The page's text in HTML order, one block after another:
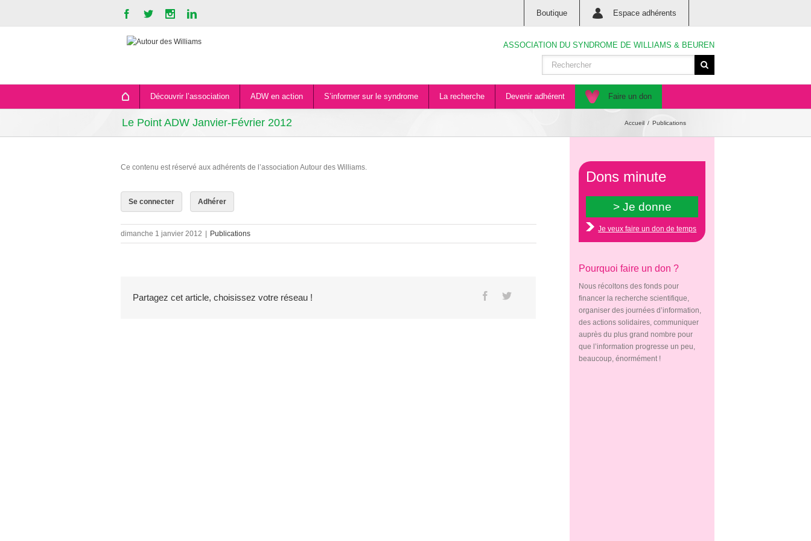
Boutique Espace adhérents
ASSOCIATION DU SYNDROME DE WILLIAMS & BEUREN
Découvrir l’association ADW en action S’informer sur le syndrome La recherche Devenir adhérent Faire un don
Le Point ADW Janvier-Février 2012 Accueil Publications
Ce contenu est réservé aux adhérents de l’association Autour des Williams.
Se connecter Adhérer
dimanche 1 janvier 2012 Publications
Partagez cet article, choisissez votre réseau !
Dons minute
Je veux faire un don de temps
Pourquoi faire un don ?
Nous récoltons des fonds pour
financer la recherche scientifique,
organiser des journées d’information,
des actions solidaires, communiquer
auprès du plus grand nombre pour
que l’information progresse un peu,
beaucoup, énormément !